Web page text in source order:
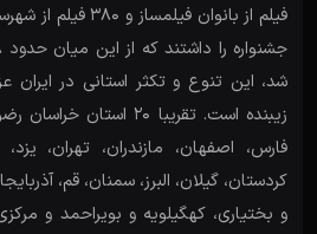
فیلم از بانوان
شد، این تنوع و تکثر استانی در ایران
زیبنده است. تقریبا ۲۰
فارس، اصفهان، مازندران، تهران،
کردستان، گیلان، البرز، سمنان، قم،
و بختیاری، کهگیلویه و بویراحمد و